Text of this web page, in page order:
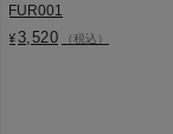
FUR001
¥ 3,520 （税込）